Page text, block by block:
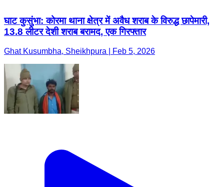
घाट कुसुंभा: कोरमा थाना क्षेत्र में अवैध शराब के विरुद्ध छापेमारी,
13.8 लीटर देशी शराब बरामद, एक गिरफ्तार
Ghat Kusumbha, Sheikhpura | Feb 5, 2026